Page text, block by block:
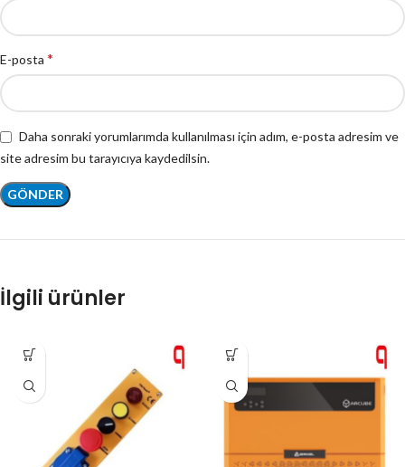
E-posta *
Daha sonraki yorumlarımda kullanılması için adım, e-posta adresim ve
site adresim bu tarayıcıya kaydedilsin.
İlgili ürünler